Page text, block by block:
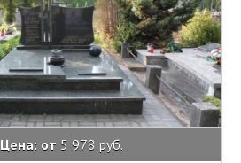
Цена: от 5 978 руб.